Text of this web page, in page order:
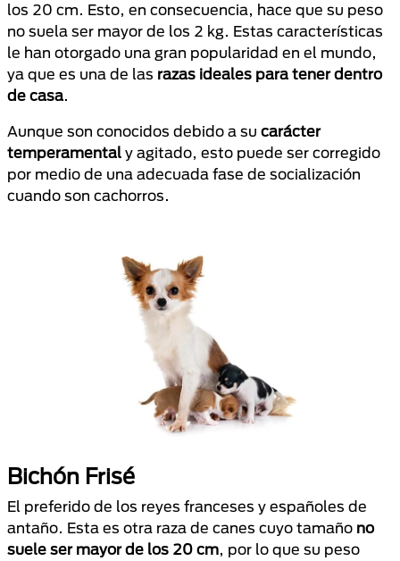
los 20 cm. Esto, en consecuencia, hace que su peso
no suela ser mayor de los 2 kg. Estas características
le han otorgado una gran popularidad en el mundo,
ya que es una de las razas ideales para tener dentro
de casa.
Aunque son conocidos debido a su carácter
temperamental y agitado, esto puede ser corregido
por medio de una adecuada fase de socialización
cuando son cachorros.
Bichón Frisé
El preferido de los reyes franceses y españoles de
antaño. Esta es otra raza de canes cuyo tamaño no
suele ser mayor de los 20 cm, por lo que su peso